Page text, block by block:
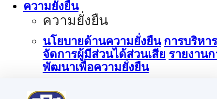
ความยั่งยืน
ความยั่งยืน
นโยบายด้านความยั่งยืน การบริหาร
จัดการผู้มีส่วนได้ส่วนเสีย รายงานก
พัฒนาเพื่อความยั่งยืน
การบริหารจัดการด้านนวัตกรรม